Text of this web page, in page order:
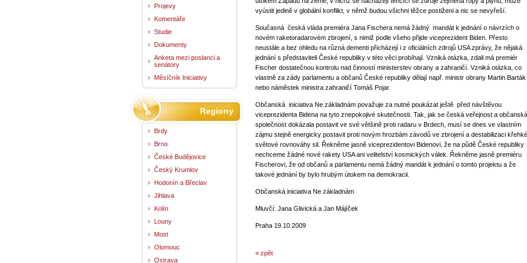
vyústit jedině v globální konflikt, v němž budou všichni těžce postiženi a nic se nevyřeší.
Současná česká vláda premiéra Jana Fischera nemá žádný mandát k jednání o návrzích o
novém raketoradarovém zbrojení, s nimiž podle všeho přijde viceprezident Biden. Přesto
neustále a bez ohledu na různá dementi přicházejí i z oficiálních zdrojů USA zprávy, že nějaká
jednání s představiteli České republiky v této věci probíhají. Vzniká otázka, zdali má premiér
Fischer dostatečnou kontrolu nad činností ministerstev obrany a zahraničí. Vzniká otázka, co
vlastně za zády parlamentu a občanů České republiky dělají např. ministr obrany Martin Barták
nebo náměstek ministra zahraničí Tomáš Pojar.
Občanská iniciativa Ne základnám považuje za nutné poukázat ještě před návštěvou
viceprezidenta Bidena na tyto znepokojivé skutečnosti. Tak, jak se česká veřejnost a občanská
společnost dokázala postavit ve své většině proti radaru v Brdech, musí se dnes ve vlastním
zájmu stejně energicky postavit proti novým hrozbám závodů ve zbrojení a destabilizaci křehké
světové rovnováhy sil. Řekněme jasně viceprezidentovi Bidenovi, že na půdě České republiky
nechceme žádné nové rakety USA ani velitelství kosmických válek. Řekněme jasně premiéru
Fischerovi, že od občanů a parlamentu nemá žádný mandát k jednání o tomto projektu a že
takové jednání by bylo hrubým útokem na demokracii.
Občanská iniciativa Ne základnám
Mluvčí: Jana Glivická a Jan Májíček
Praha 19.10.2009
« zpět
Projevy
Komentáře
Studie
Dokumenty
Anketa mezi poslanci a
senátory
Měsíčník Iniciativy
Regiony
Brdy
Brno
České Budějovice
Český Krumlov
Hodonín a Břeclav
Jihlava
Kolín
Louny
Most
Olomouc
Ostrava